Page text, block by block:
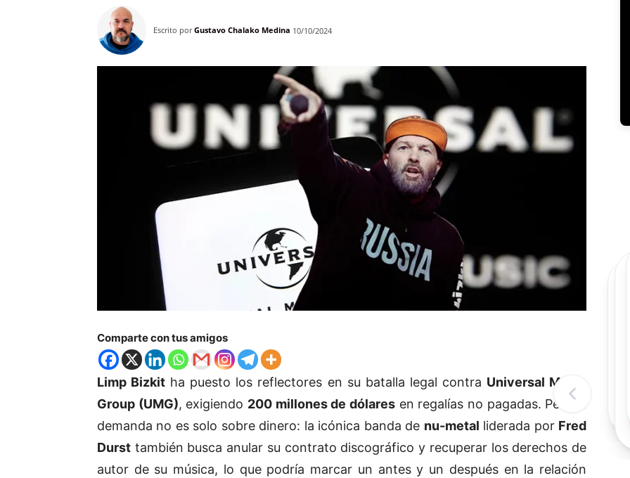
Escrito por Gustavo Chalako Medina 10/10/2024
Comparte con tus amigos
Limp Bizkit ha puesto los reflectores en su batalla legal contra Universal Music
Group (UMG), exigiendo 200 millones de dólares en regalías no pagadas. Pero la
demanda no es solo sobre dinero: la icónica banda de nu-metal liderada por Fred
Durst también busca anular su contrato discográfico y recuperar los derechos de
autor de su música, lo que podría marcar un antes y un después en la relación